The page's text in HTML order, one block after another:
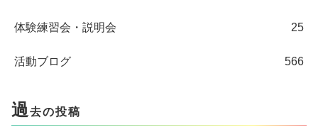
体験練習会・説明会 25
活動ブログ 566
過 去の投稿